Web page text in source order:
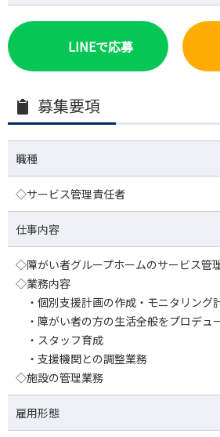
LINEで応募
募集要項
職種
◇サービス管理責任者
仕事内容
◇障がい者グループホームのサービス管
◇業務内容
・個別支援計画の作成・モニタリング
・障がい者の方の生活全般をプロデュ
・スタッフ育成
・支援機関との調整業務
◇施設の管理業務
雇用形態